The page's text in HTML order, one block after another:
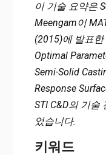
자동차 알루미늄의
한
이 기술 요약은
Meengam이
(2015)에 발표
Optimal
Semi-Solid
Response
STI C&D의 기술
었습니다.
키워드